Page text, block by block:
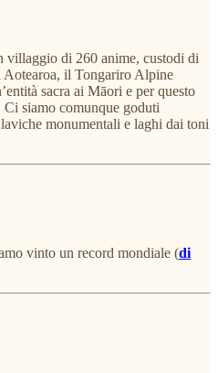
villaggio di 260 anime, custodi di
il Tongariro Alpine
sacra ai Māori e per questo
siamo comunque goduti
monumentali e laghi dai toni
vinto un record mondiale (di